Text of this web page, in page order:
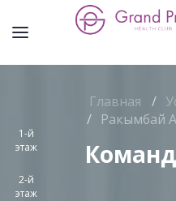
1-й
этаж
2-й
этаж
Главная /
/ Ракымбай